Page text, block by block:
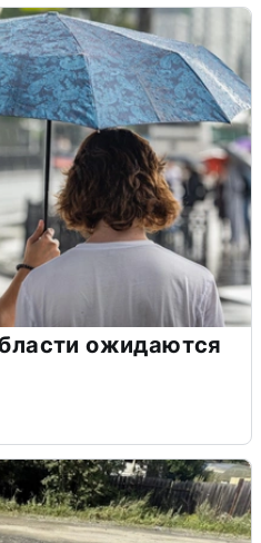
ожидаются